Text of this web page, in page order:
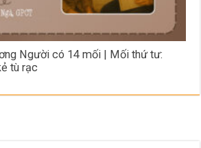
Người có 14 mối | Mối thứ tư:
tù rạc